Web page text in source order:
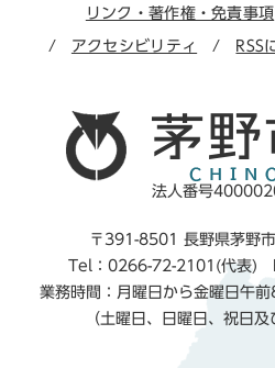
リンク・著作権・免責事項
アクセシビリティ RSS
法人番号
〒391-8501 長野県茅野
Tel：0266-72-2101(代表)
業務時間：月曜日から金曜日午
（土曜日、日曜日、祝日及